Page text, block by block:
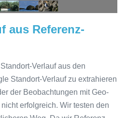
aus Referenz-
Verlauf aus den
Standort-Verlauf zu extrahieren
der Beobachtungen mit Geo-
erfolgreich. Wir testen den